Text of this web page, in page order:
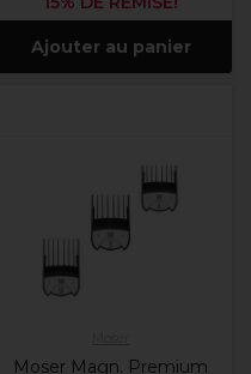
Ajouter au panier
Moser Magn. Premium